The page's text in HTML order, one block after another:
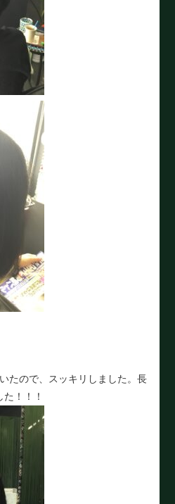
たので、スッキリしました。長
！！！